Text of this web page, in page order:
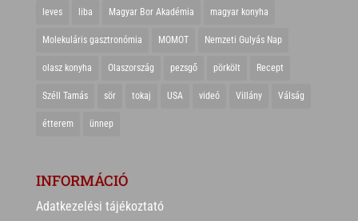
leves liba Magyar Bor Akadémia magyar konyha
Molekuláris gasztronómia MOMOT Nemzeti Gulyás Nap
olasz konyha Olaszország pezsgő pörkölt Recept
Széll Tamás sör tokaj USA videó Villány Válság
étterem ünnep
INFORMÁCIÓ
Adatkezelési tájékoztató